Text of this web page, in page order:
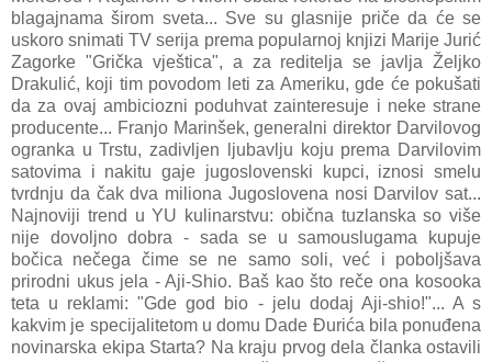
blagajnama širom sveta... Sve su glasnije priče da će se
uskoro snimati TV serija prema popularnoj knjizi Marije Jurić
Zagorke "Grička vještica", a za reditelja se javlja Željko
Drakulić, koji tim povodom leti za Ameriku, gde će pokušati
da za ovaj ambiciozni poduhvat zainteresuje i neke strane
producente... Franjo Marinšek, generalni direktor Darvilovog
ogranka u Trstu, zadivljen ljubavlju koju prema Darvilovim
satovima i nakitu gaje jugoslovenski kupci, iznosi smelu
tvrdnju da čak dva miliona Jugoslovena nosi Darvilov sat...
Najnoviji trend u YU kulinarstvu: obična tuzlanska so više
nije dovoljno dobra - sada se u samouslugama kupuje
bočica nečega čime se ne samo soli, već i poboljšava
prirodni ukus jela - Aji-Shio. Baš kao što reče ona kosooka
teta u reklami: "Gde god bio - jelu dodaj Aji-shio!"... A s
kakvim je specijalitetom u domu Dade Đurića bila ponuđena
novinarska ekipa Starta? Na kraju prvog dela članka ostavili